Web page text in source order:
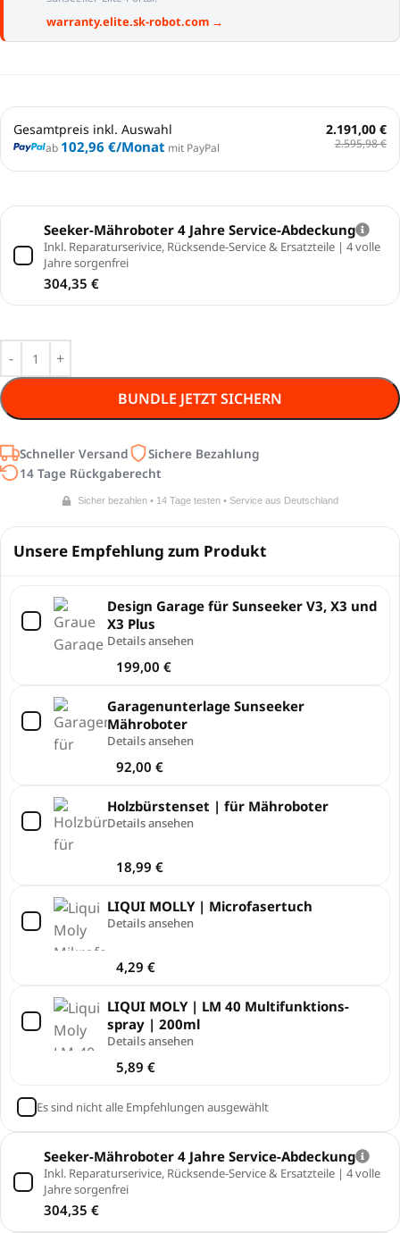
warranty.elite.sk-robot.com →
Gesamtpreis inkl. Auswahl
ab 102,96 €/Monat mit PayPal
2.191,00 €
2.595,98 €
Seeker-Mähroboter 4 Jahre Service-Abdeckung
Inkl. Reparaturserivice, Rücksende-Service & Ersatzteile | 4 volle
Jahre sorgenfrei
304,35 €
BUNDLE JETZT SICHERN
Schneller Versand
Sichere Bezahlung
14 Tage Rückgaberecht
Sicher bezahlen • 14 Tage testen • Service aus Deutschland
Unsere Empfehlung zum Produkt
Design Garage für Sunseeker V3, X3 und
X3 Plus
Details ansehen
199,00 €
Garagenunterlage Sunseeker
Mähroboter
Details ansehen
92,00 €
Holzbürstenset | für Mähroboter
Details ansehen
18,99 €
LIQUI MOLLY | Microfasertuch
Details ansehen
4,29 €
LIQUI MOLY | LM 40 Multi­funk­ti­ons­
spray | 200ml
Details ansehen
5,89 €
Es sind nicht alle Empfehlungen ausgewählt
Seeker-Mähroboter 4 Jahre Service-Abdeckung
Inkl. Reparaturserivice, Rücksende-Service & Ersatzteile | 4 volle
Jahre sorgenfrei
304,35 €